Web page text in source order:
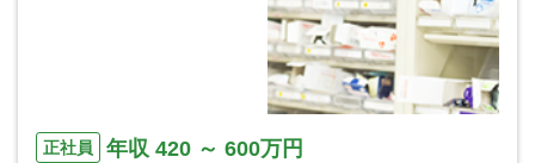
正社員 年収 420 ～ 600万円